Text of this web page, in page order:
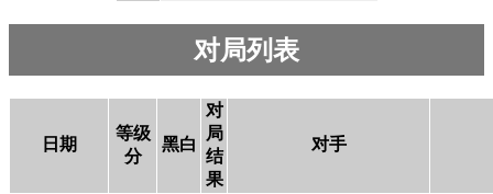
对局列表
日期
等级
分
黑白
对
局
结
果
对手